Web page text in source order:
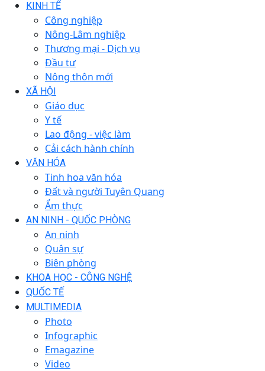
KINH TẾ
Công nghiệp
Nông-Lâm nghiệp
Thương mại - Dịch vụ
Đầu tư
Nông thôn mới
XÃ HỘI
Giáo dục
Y tế
Lao động - việc làm
Cải cách hành chính
VĂN HÓA
Tinh hoa văn hóa
Đất và người Tuyên Quang
Ẩm thực
AN NINH - QUỐC PHÒNG
An ninh
Quân sự
Biên phòng
KHOA HỌC - CÔNG NGHỆ
QUỐC TẾ
MULTIMEDIA
Photo
Infographic
Emagazine
Video